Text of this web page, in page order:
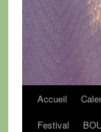
Accueil
Festival